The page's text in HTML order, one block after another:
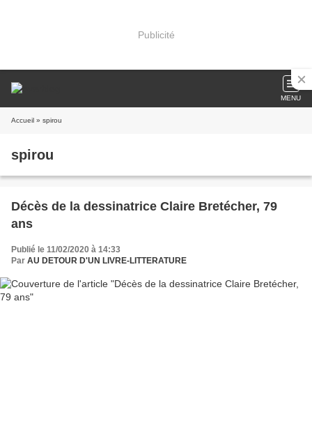
Publicité
MENU
Accueil » spirou
spirou
Décès de la dessinatrice Claire Bretécher, 79
ans
Publié le 11/02/2020 à 14:33
Par AU DETOUR D'UN LIVRE-LITTERATURE